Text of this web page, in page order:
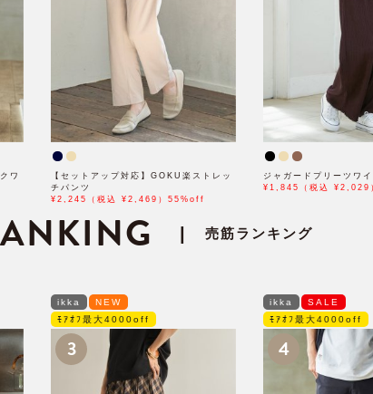
ワ
【セットアップ対応】GOKU楽ストレッ
チパンツ
¥2,245（税込 ¥2,469）55%off
ジャガードプリーツワ
¥1,845（税込 ¥2,029
売筋ランキング
ikka
NEW
ﾓｱｵﾌ最大4000off
3
ikka
SALE
ﾓｱｵﾌ最大4000off
4